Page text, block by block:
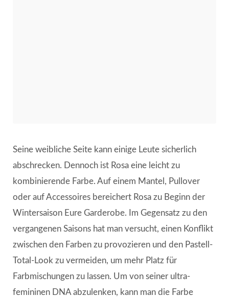
Seine weibliche Seite kann einige Leute sicherlich
abschrecken. Dennoch ist Rosa eine leicht zu
kombinierende Farbe. Auf einem Mantel, Pullover
oder auf Accessoires bereichert Rosa zu Beginn der
Wintersaison Eure Garderobe. Im Gegensatz zu den
vergangenen Saisons hat man versucht, einen Konflikt
zwischen den Farben zu provozieren und den Pastell-
Total-Look zu vermeiden, um mehr Platz für
Farbmischungen zu lassen. Um von seiner ultra-
femininen DNA abzulenken, kann man die Farbe